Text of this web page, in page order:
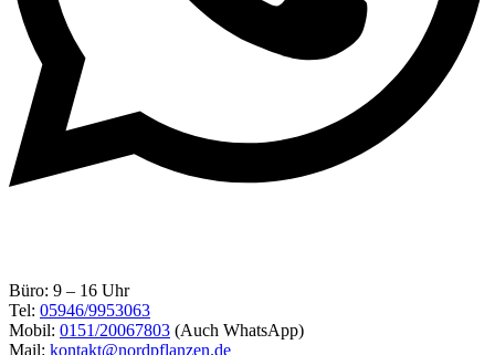
Büro: 9 – 16 Uhr
Tel: 05946/9953063
Mobil: 0151/20067803 (Auch WhatsApp)
Mail: kontakt@nordpflanzen.de